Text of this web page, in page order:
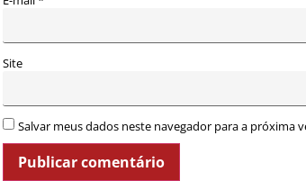
Site
Salvar meus dados neste navegador para a próxima